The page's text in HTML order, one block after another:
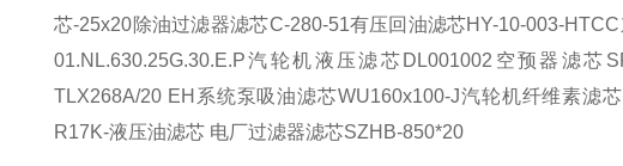
芯-25x20除油过滤器滤芯C-280-51有压回油滤芯HY-10-003-HTCC
01.NL.630.25G.30.E.P汽轮机液压滤芯 DL001002 空预器滤芯
TLX268A/20 EH 系统泵吸油滤芯WU160x100-J汽轮机纤维素滤芯
R17K-液压油滤芯 电厂过滤器滤芯SZHB-850*20